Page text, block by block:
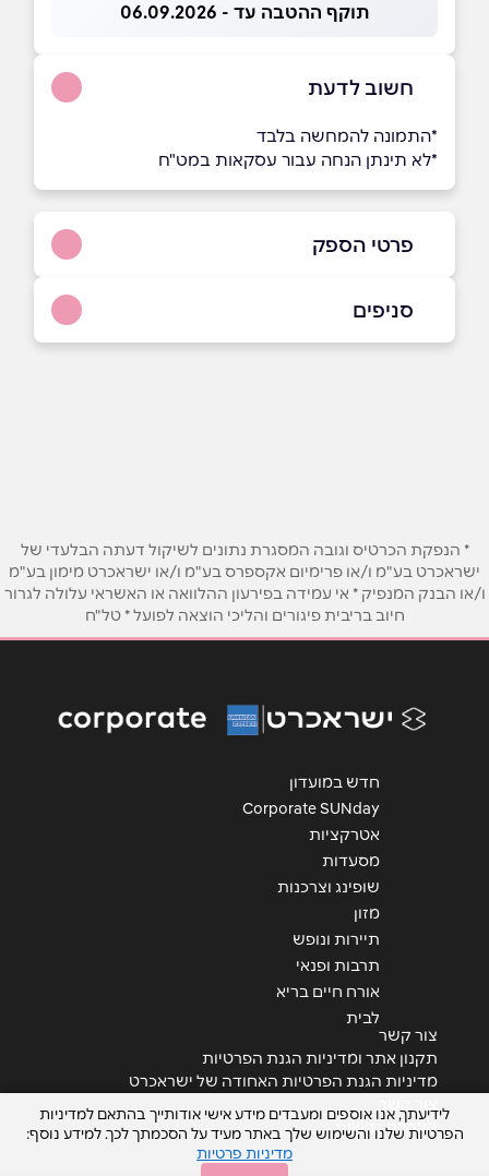
תוקף ההטבה עד - 06.09.2026
חשוב לדעת
*התמונה להמחשה בלבד
*לא תינתן הנחה עבור עסקאות במט"ח
פרטי הספק
נושא
אנא חזרו אלי בקשר ל...
סניפים
* הנפקת הכרטיס וגובה המסגרת נתונים לשיקול דעתה הבלעדי של
ישראכרט בע"מ ו/או פרימיום אקספרס בע"מ ו/או ישראכרט מימון בע"מ
ו/או הבנק המנפיק * אי עמידה בפירעון ההלוואה או האשראי עלולה לגרור
חיוב בריבית פיגורים והליכי הוצאה לפועל * טל"ח
חדש במועדון
Corporate SUNday
אטרקציות
מסעדות
שופינג וצרכנות
מזון
תיירות ונופש
תרבות ופנאי
אורח חיים בריא
לבית
צור קשר
תקנון אתר ומדיניות הגנת הפרטיות
מדיניות הגנת הפרטיות האחודה של ישראכרט
הצהרת נגישות
לידיעתך, אנו אוספים ומעבדים מידע אישי אודותייך בהתאם למדיניות
הפרטיות שלנו והשימוש שלך באתר מעיד על הסכמתך לכך. למידע נוסף:
מדיניות פרטיות